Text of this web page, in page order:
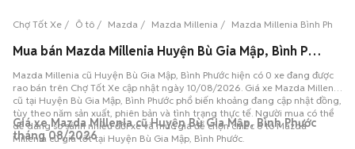
Chợ Tốt Xe Ô tô Mazda Mazda Millenia Mazda Millenia Bình Phước
Mua bán Mazda Millenia Huyện Bù Gia Mập, Bình Phước, 0 xe 10/08/2026
Mazda Millenia cũ Huyện Bù Gia Mập, Bình Phước hiện có 0 xe đang được
rao bán trên Chợ Tốt Xe cập nhật ngày 10/08/2026. Giá xe Mazda Millenia
cũ tại Huyện Bù Gia Mập, Bình Phước phổ biến khoảng đang cập nhật đồng,
tùy theo năm sản xuất, phiên bản và tình trạng thực tế. Người mua có thể
dễ dàng so sánh nhiều đời xe và mức giá để chọn chiếc ô tô Mazda
Millenia cũ giá tốt tại Huyện Bù Gia Mập, Bình Phước.
Giá xe Mazda Millenia cũ Huyện Bù Gia Mập, Bình Phước
tháng 08/2026